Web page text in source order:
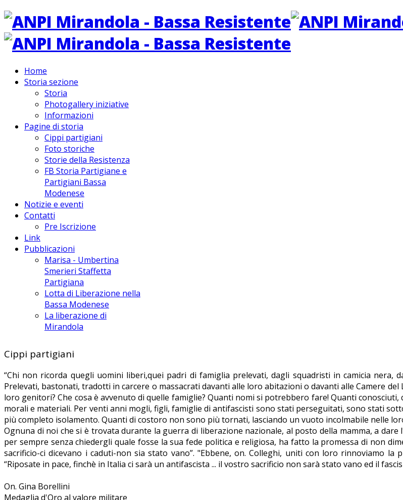
Home
Storia sezione
Storia
Photogallery iniziative
Informazioni
Pagine di storia
Cippi partigiani
Foto storiche
Storie della Resistenza
FB Storia Partigiane e
Partigiani Bassa
Modenese
Notizie e eventi
Contatti
Pre Iscrizione
Link
Pubblicazioni
Marisa - Umbertina
Smerieri Staffetta
Partigiana
Lotta di Liberazione nella
Bassa Modenese
La liberazione di
Mirandola
Cippi partigiani
“Chi non ricorda quegli uomini liberi,quei padri di famiglia prelevati, dagli squadristi in camicia
Prelevati, bastonati, tradotti in carcere o massacrati davanti alle loro abitazioni o davanti alle Camere
loro genitori? Che cosa è avvenuto di quelle famiglie? Quanti nomi si potrebbero fare! Quanti
morali e materiali. Per venti anni mogli, figli, famiglie di antifascisti sono stati perseguitati, sono stati
più completo isolamento. Quanti di costoro non sono più tornati, lasciando un vuoto incolmabile nelle
Ognuna di noi che si è trovata durante la guerra di liberazione nazionale, al posto della mamma, a
per sempre senza chiedergli quale fosse la sua fede politica e religiosa, ha fatto la promessa di non
sacrificio-ci dicevano i caduti-non sia stato vano”. "Ebbene, on. Colleghi, uniti con loro rinnoviamo
“Riposate in pace, finchè in Italia ci sarà un antifascista ... il vostro sacrificio non sarà stato vano ed il
On. Gina Borellini
Medaglia d'Oro al valore militare